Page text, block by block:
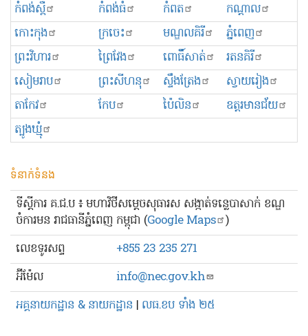
កំពង់ស្ពឺ
កំពង់ធំ កំពត
កណ្ដាល
កោះកុង
ក្រចេះ មណ្ឌលគិរី
ភ្នំពេញ
ព្រះ​វិហារ
ព្រៃវែង ពោធិ៍សាត់
រតនគិរី
សៀមរាប
ព្រះសីហនុ ស្ទឹងត្រែង
ស្វាយរៀង
តាកែវ
កែប ប៉ៃលិន
ឧត្ដរមានជ័យ
ត្បូងឃ្មុំ
ទំនាក់ទំនង
ទីស្ដីការ គ.ជ.ប ៖ មហាវិថីសម្ដេចសុធារស សង្កាត់ទន្លេបាសាក់ ខណ្ឌ
ចំការមន រាជធានីភ្នំពេញ កម្ពុជា (Google Maps )
លេខ​ទូរសព្ទ
+855 23 235 271
អ៊ីម៉ែល
info@nec.gov.kh
អគ្គនាយកដ្ឋាន & នាយកដ្ឋាន | លធ.ខប ទាំង ២៥